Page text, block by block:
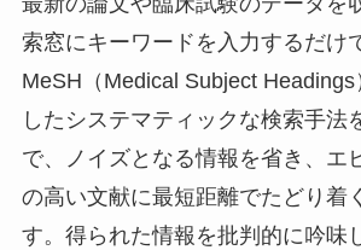
索窓にキーワードを入力するだけ
MeSH（Medical Subject Headings
したシステマティックな検索手法
で、ノイズとなる情報を省き、エ
の高い文献に最短距離でたどり着
す。得られた情報を批判的に吟味